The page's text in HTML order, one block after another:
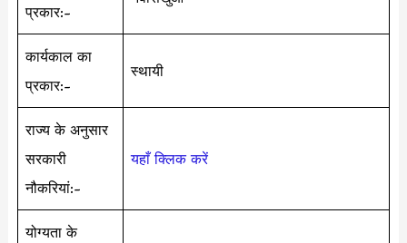
प्रकार:-
कार्यकाल का
प्रकार:-
स्थायी
राज्य के अनुसार
सरकारी
नौकरियां:-
यहाँ क्लिक करें
योग्यता के